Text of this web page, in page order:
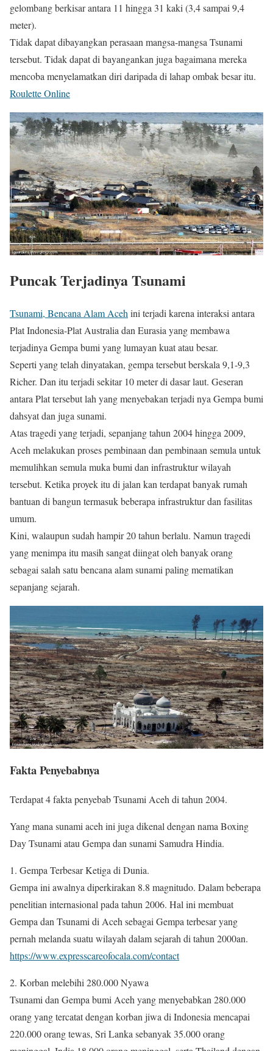
gelombang berkisar antara 11 hingga 31 kaki (3,4 sampai 9,4
meter).
Tidak dapat dibayangkan perasaan mangsa-mangsa Tsunami
tersebut. Tidak dapat di bayangankan juga bagaimana mereka
mencoba menyelamatkan diri daripada di lahap ombak besar itu.
Roulette Online
Puncak Terjadinya Tsunami
Tsunami, Bencana Alam Acehini terjadi karena interaksi antara
Plat Indonesia-Plat Australia dan Eurasia yang membawa
terjadinya Gempa bumi yang lumayan kuat atau besar.
Seperti yang telah dinyatakan, gempa tersebut berskala 9,1-9,3
Richer. Dan itu terjadi sekitar 10 meter di dasar laut. Geseran
antara Plat tersebut lah yang menyebakan terjadi nya Gempa bumi
dahsyat dan juga sunami.
Atas tragedi yang terjadi, sepanjang tahun 2004 hingga 2009,
Aceh melakukan proses pembinaan dan pembinaan semula untuk
memulihkan semula muka bumi dan infrastruktur wilayah
tersebut. Ketika proyek itu di jalan kan terdapat banyak rumah
bantuan di bangun termasuk beberapa infrastruktur dan fasilitas
umum.
Kini, walaupun sudah hampir 20 tahun berlalu. Namun tragedi
yang menimpa itu masih sangat diingat oleh banyak orang
sebagai salah satu bencana alam sunami paling mematikan
sepanjang sejarah.
Fakta Penyebabnya
Terdapat 4 fakta penyebab Tsunami Aceh di tahun 2004.
Yang mana sunami aceh ini juga dikenal dengan nama Boxing
Day Tsunami atau Gempa dan sunami Samudra Hindia.
1. Gempa Terbesar Ketiga di Dunia.
Gempa ini awalnya diperkirakan 8.8 magnitudo. Dalam beberapa
penelitian internasional pada tahun 2006. Hal ini membuat
Gempa dan Tsunami di Aceh sebagai Gempa terbesar yang
pernah melanda suatu wilayah dalam sejarah di tahun 2000an.
https://www.expresscareofocala.com/contact
2. Korban melebihi 280.000 Nyawa
Tsunami dan Gempa bumi Aceh yang menyebabkan 280.000
orang yang tercatat dengan korban jiwa di Indonesia mencapai
220.000 orang tewas, Sri Lanka sebanyak 35.000 orang